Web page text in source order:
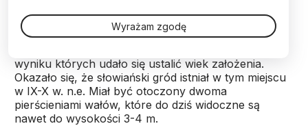
Grodzisko Walik w Brzezowej (471,5 m n.p.m.)
archeolodzy odkryli blisko 70 lat temu. Cztery
wyniku których udało się ustalić wiek założenia.
Okazało się, że słowiański gród istniał w tym miejscu
w IX-X w. n.e. Miał być otoczony dwoma
pierścieniami wałów, które do dziś widoczne są
nawet do wysokości 3-4 m.
Wyrażam zgodę